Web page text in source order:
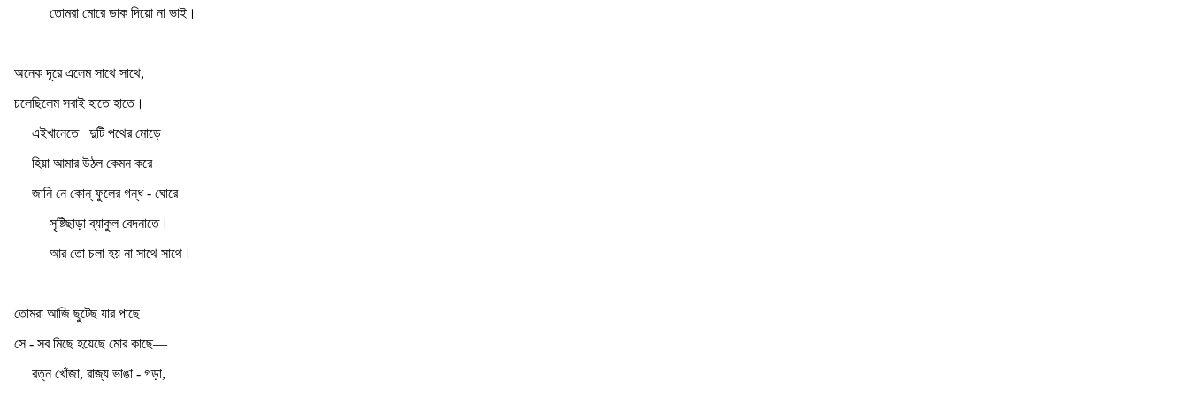
তোমরা মোরে ডাক দিয়ো না ভাই।
অনেক দূরে এলেম সাথে সাথে,
চলেছিলেম সবাই হাতে হাতে।
এইখানেতে
দুটি পথের মোড়ে
হিয়া আমার উঠল কেমন করে
জানি নে কোন্‌ ফুলের গন্ধ - ঘোরে
সৃষ্টিছাড়া ব্যাকুল বেদনাতে।
আর তো চলা হয় না সাথে সাথে।
তোমরা আজি ছুটেছ যার পাছে
সে - সব মিছে হয়েছে মোর কাছে—
রত্ন খোঁজা, রাজ্য ভাঙা - গড়া,